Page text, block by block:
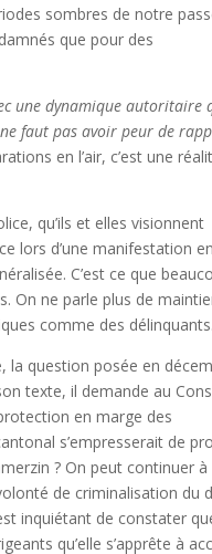
sombres de notre
que pour des
une dynamique autoritaire
ne faut pas avoir peur de
en l’air, c’est une
qu’ils et elles visionnent
lors d’une manifestation en
C’est ce que
On ne parle plus de
comme des délinquants.
la question posée en
texte, il demande au
en marge des
s’empresserait de
? On peut continuer à
de criminalisation du
inquiétant de constater
qu’elle s’apprête à